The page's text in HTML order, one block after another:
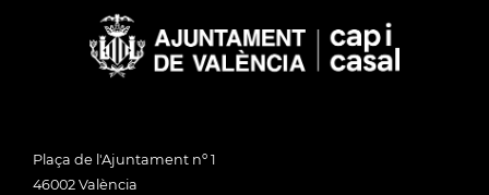
Plaça de l'Ajuntament nº 1
46002 València